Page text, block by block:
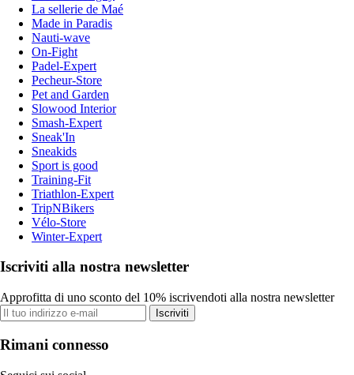
La sellerie de Maé
Made in Paradis
Nauti-wave
On-Fight
Padel-Expert
Pecheur-Store
Pet and Garden
Slowood Interior
Smash-Expert
Sneak'In
Sneakids
Sport is good
Training-Fit
Triathlon-Expert
TripNBikers
Vélo-Store
Winter-Expert
Iscriviti alla nostra newsletter
Approfitta di uno sconto del 10% iscrivendoti alla nostra newsletter
Iscriviti
Rimani connesso